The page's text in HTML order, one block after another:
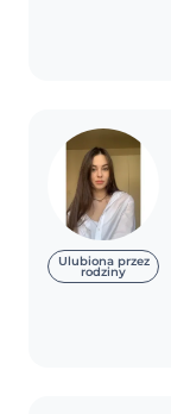
Ulubiona przez
rodziny